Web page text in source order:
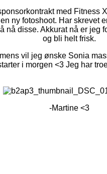
med Fitness
ny fotoshoot. Har skrevet
nå disse. Akkurat nå er jeg
og bli helt frisk.
vil jeg ønske Sonia
i morgen <3 Jeg har
-Martine <3